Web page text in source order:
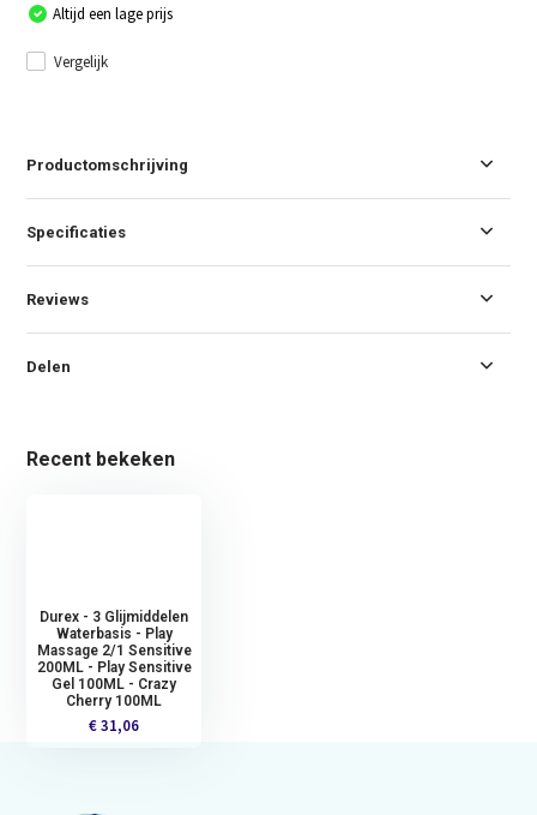
Altijd een lage prijs
Vergelijk
Productomschrijving
Specificaties
Reviews
Delen
Recent bekeken
Durex - 3 Glijmiddelen
Waterbasis - Play
Massage 2/1 Sensitive
200ML - Play Sensitive
Gel 100ML - Crazy
Cherry 100ML
€ 31,06